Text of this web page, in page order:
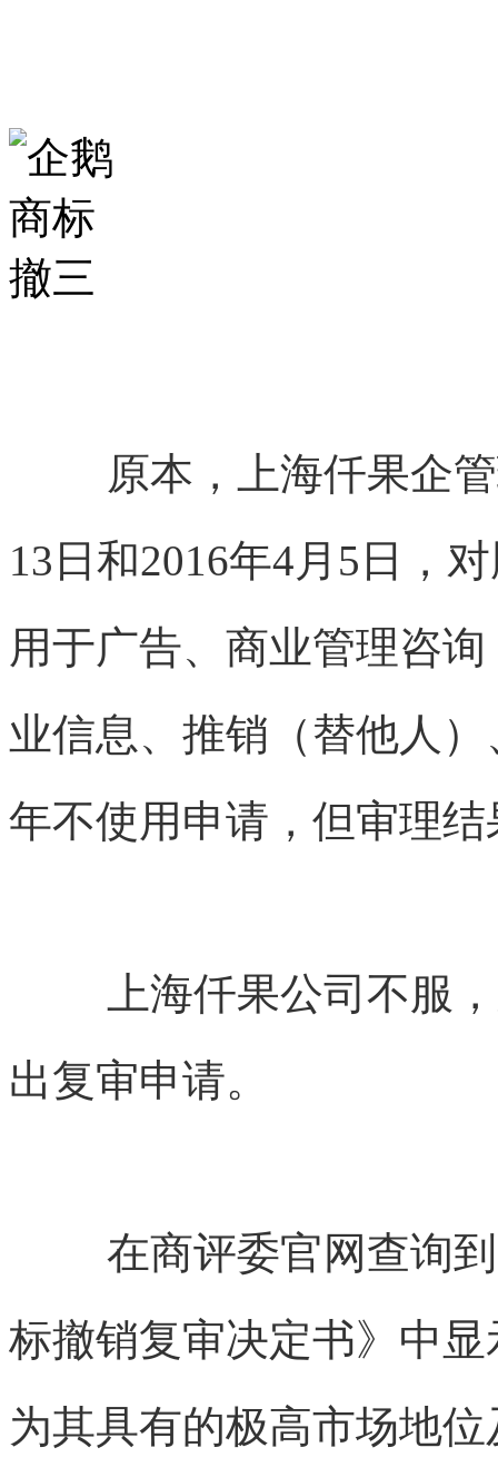
原本，上海仟果企
13日和2016年4月5日，
用于广告、商业管理咨
业信息、推销（替他人
年不使用申请，但审理
上海仟果公司不服
出复审申请。
在商评委官网查询
标撤销复审决定书》中
为其具有的极高市场地